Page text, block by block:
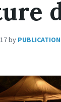
by PUBLICATION